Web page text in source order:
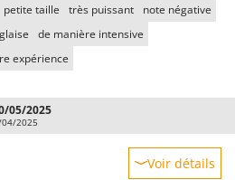
petite taille très puissant
note négative
de manière intensive
expérience
05/2025
2025
Voir détails